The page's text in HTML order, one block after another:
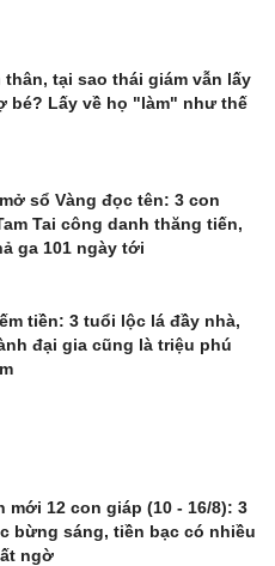
tại sao thái giám vẫn lấy
bé? Lấy về họ "làm" như thế
sổ Vàng đọc tên: 3 con
Tai công danh thăng tiến,
ga 101 ngày tới
tiền: 3 tuổi lộc lá đầy nhà,
đại gia cũng là triệu phú
mới 12 con giáp (10 - 16/8): 3
bừng sáng, tiền bạc có nhiều
ngờ